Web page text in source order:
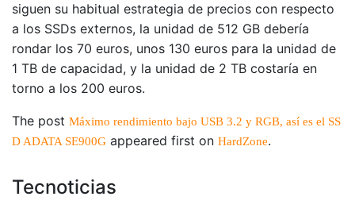
siguen su habitual estrategia de precios con respecto
a los SSDs externos, la unidad de 512 GB debería
rondar los 70 euros, unos 130 euros para la unidad de
1 TB de capacidad, y la unidad de 2 TB costaría en
torno a los 200 euros.
The post Máximo rendimiento bajo USB 3.2 y RGB, así es el SS
D ADATA SE900G appeared first on HardZone.
Tecnoticias